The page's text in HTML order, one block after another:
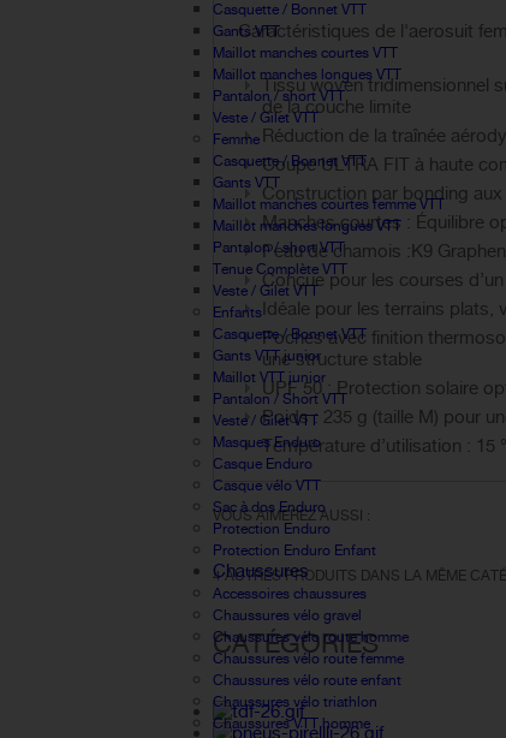
Casquette / Bonnet VTT
Gants VTT
Maillot manches courtes VTT
Maillot manches longues VTT
Pantalon / short VTT
Veste / Gilet VTT
Femme
Casquette / Bonnet VTT
Gants VTT
Maillot manches courtes femme VTT
Maillot manches longues VTT
Pantalon / short VTT
Tenue Complète VTT
Veste / Gilet VTT
Enfants
Casquette / Bonnet VTT
Gants VTT junior
Maillot VTT junior
Pantalon / Short VTT
Veste / Gilet VTT
Masques Enduro
Casque Enduro
Casque vélo VTT
Sac à dos Enduro
Protection Enduro
Protection Enduro Enfant
Chaussures
Accessoires chaussures
Chaussures vélo gravel
Chaussures vélo route homme
Chaussures vélo route femme
Chaussures vélo route enfant
Chaussures vélo triathlon
Chaussures VTT homme
Caractéristiques de l'aerosuit
Tissu woven tridimensionnel
de la couche limite
Réduction de la traînée
Coupe ULTRA FIT à haute
Construction par bonding
Manches courtes : Équilibre
Peau de chamois :K9
Conçue pour les courses
Idéale pour les terrains plats,
Poches avec finition
une structure stable
UPF 50 : Protection solaire
Poids : 235 g (taille M) pour
Température d’utilisation : 15
VOUS AIMEREZ AUSSI :
4 AUTRES PRODUITS DANS LA MÊME
CATÉGORIES